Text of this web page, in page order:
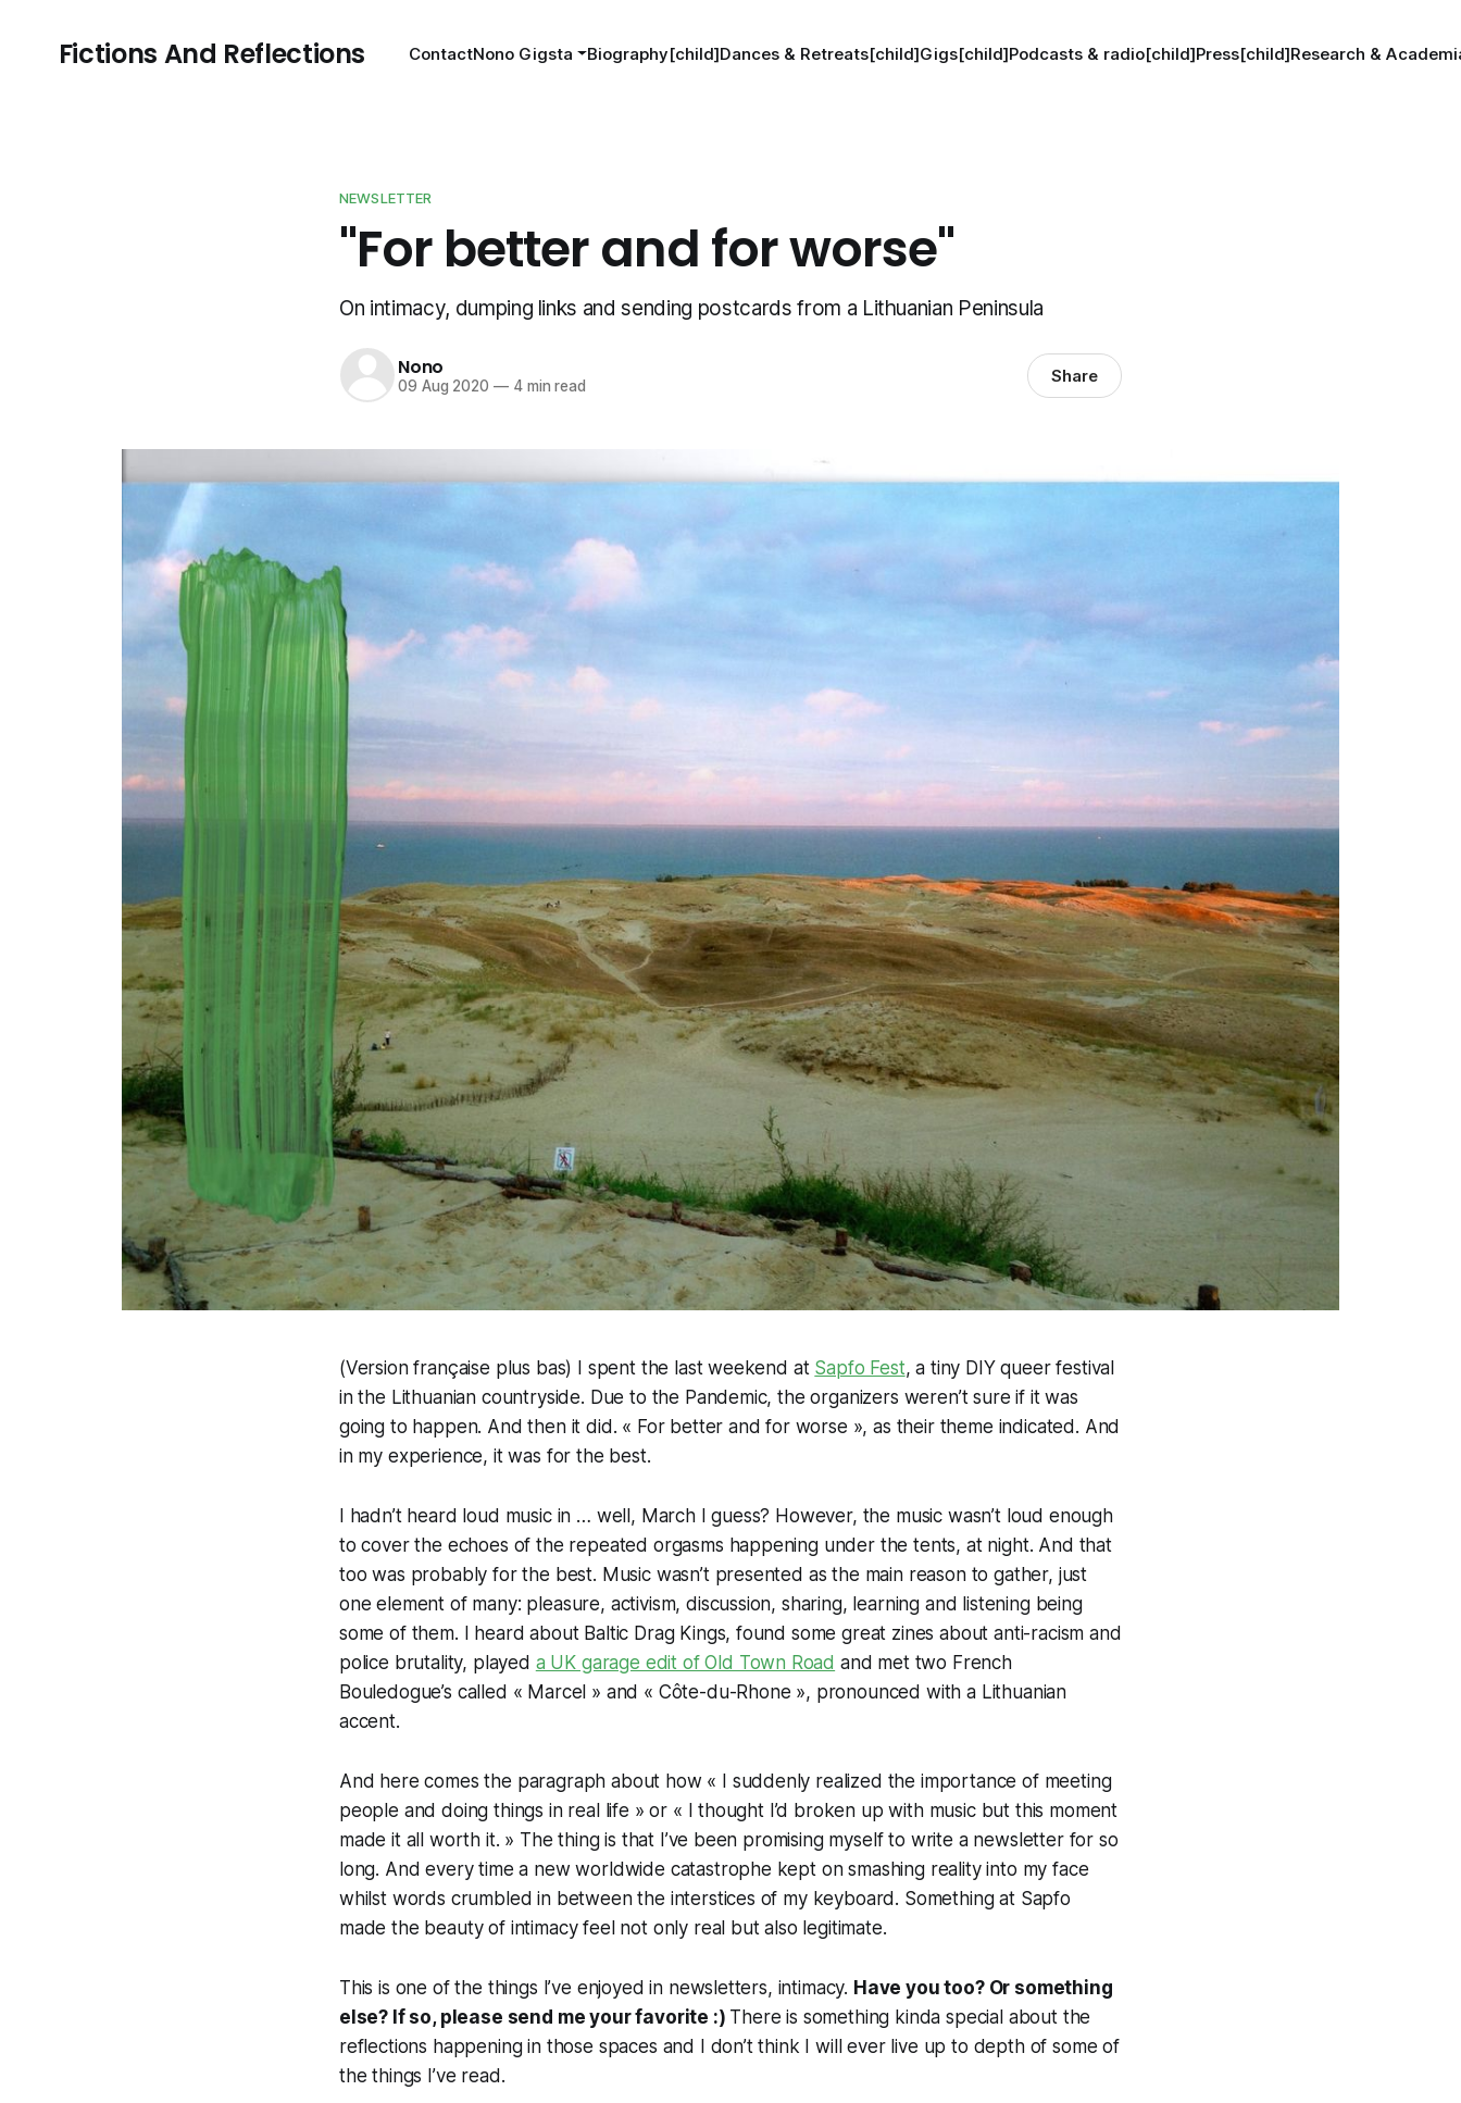
Fictions And Reflections ContactNono Gigsta Biography[child]Dances & Retreats[child]Gigs[child]Podcasts & radio[child]Press[child]Research &
NEWSLETTER
"For better and for worse"
On intimacy, dumping links and sending postcards from a Lithuanian Peninsula
Nono
09 Aug 2020 —4 min read Share
(Version française plus bas) I spent the last weekend at Sapfo Fest, a tiny DIY queer festival
in the Lithuanian countryside. Due to the Pandemic, the organizers weren’t sure if it was
going to happen. And then it did. « For better and for worse », as their theme indicated. And
in my experience, it was for the best.
I hadn’t heard loud music in … well, March I guess? However, the music wasn’t loud enough
to cover the echoes of the repeated orgasms happening under the tents, at night. And that
too was probably for the best. Music wasn’t presented as the main reason to gather, just
one element of many: pleasure, activism, discussion, sharing, learning and listening being
some of them. I heard about Baltic Drag Kings, found some great zines about anti-racism and
police brutality, played a UK garage edit of Old Town Road and met two French
Bouledogue’s called « Marcel » and « Côte-du-Rhone », pronounced with a Lithuanian
accent.
And here comes the paragraph about how « I suddenly realized the importance of meeting
people and doing things in real life » or « I thought I’d broken up with music but this moment
made it all worth it. » The thing is that I’ve been promising myself to write a newsletter for so
long. And every time a new worldwide catastrophe kept on smashing reality into my face
whilst words crumbled in between the interstices of my keyboard. Something at Sapfo
made the beauty of intimacy feel not only real but also legitimate.
This is one of the things I’ve enjoyed in newsletters, intimacy. Have you too? Or something
else? If so, please send me your favorite :) There is something kinda special about the
reflections happening in those spaces and I don’t think I will ever live up to depth of some of
the things I’ve read.